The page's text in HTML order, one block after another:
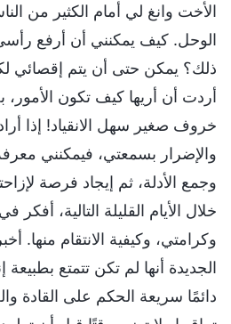
الأخت وانغ لي أمام الكثير من
الوحل. كيف يمكنني أن أرفع
ذلك؟ يمكن حتى أن يتم إقصائي
أردت أن أريها كيف تكون الأمور،
خروف صغير سهل الانقياد! إذا
والإضرار بسمعتي، فيمكنني معرفة
وجمع الأدلة، ثم إيجاد فرصة
خلال الأيام القليلة التالية، أفكر
وكرامتي، وكيفية الانتقام منها.
الجديدة أنها لم تكن تتمتع بطبيعة
دائمًا سريعة الحكم على القادة